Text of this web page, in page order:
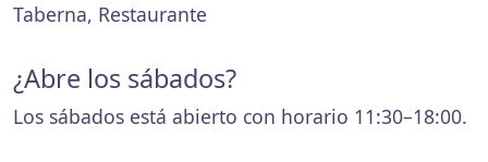
Taberna, Restaurante
¿Abre los sábados?
Los sábados está abierto con horario 11:30–18:00.